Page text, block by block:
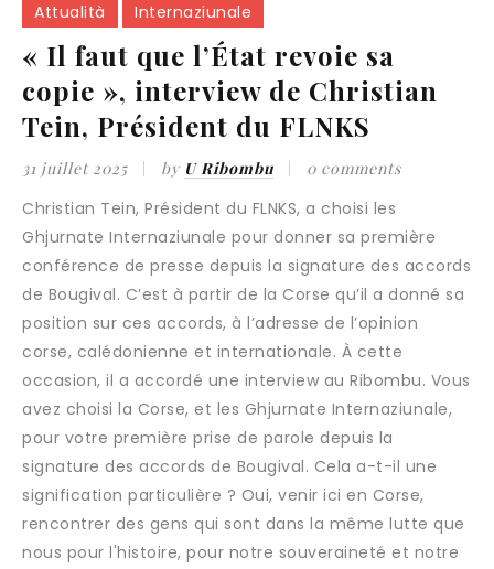
Attualità Internaziunale
« Il faut que l’État revoie sa
copie », interview de Christian
Tein, Président du FLNKS
31 juillet 2025 by U Ribombu 0 comments
Christian Tein, Président du FLNKS, a choisi les
Ghjurnate Internaziunale pour donner sa première
conférence de presse depuis la signature des accords
de Bougival. C’est à partir de la Corse qu’il a donné sa
position sur ces accords, à l’adresse de l’opinion
corse, calédonienne et internationale. À cette
occasion, il a accordé une interview au Ribombu. Vous
avez choisi la Corse, et les Ghjurnate Internaziunale,
pour votre première prise de parole depuis la
signature des accords de Bougival. Cela a-t-il une
signification particulière ? Oui, venir ici en Corse,
rencontrer des gens qui sont dans la même lutte que
nous pour l'histoire, pour notre souveraineté et notre